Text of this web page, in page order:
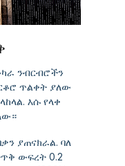
ንብርብሮችን
ጥልቀት ያለው
እሱ የላቀ
ያጠናክራል. ባለ
ውፍረት 0.2